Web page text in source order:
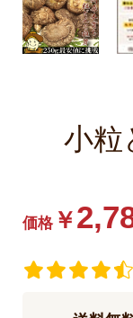
小粒
価格 ￥